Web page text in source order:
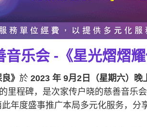
音乐会 -《星光熠熠耀
》 於 2023 年 9月2日（星期六）晚
里程碑，是次家传户晓的慈善音乐
年度盛事推广本局多元化服务，分